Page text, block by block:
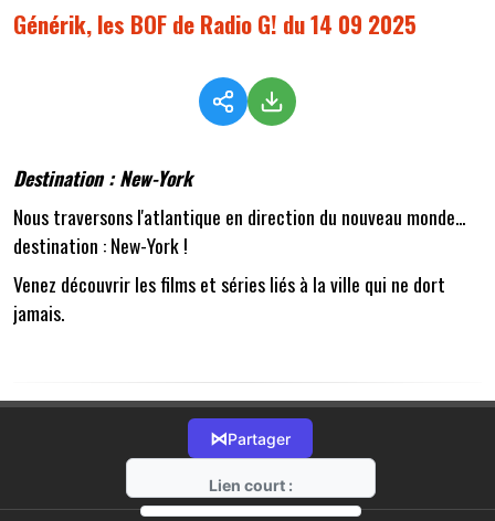
Générik, les BOF de Radio G! du 14 09 2025
Destination : New-York
Nous traversons l'atlantique en direction du nouveau monde...
destination : New-York !
Venez découvrir les films et séries liés à la ville qui ne dort
jamais.
⋈Partager
Lien court :